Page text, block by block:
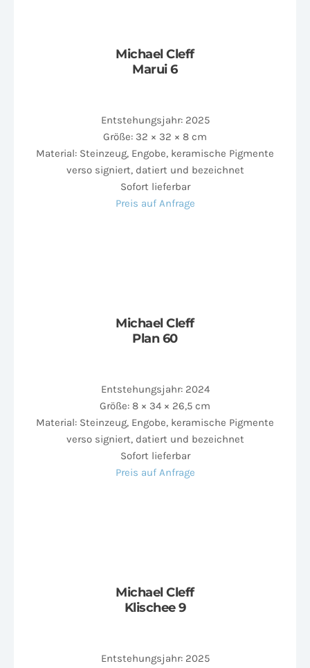
Michael Cleff
Marui 6
Entstehungsjahr: 2025
Größe: 32 × 32 × 8 cm
Material: Steinzeug, Engobe, keramische Pigmente
verso signiert, datiert und bezeichnet
Sofort lieferbar
Preis auf Anfrage
Michael Cleff
Plan 60
Entstehungsjahr: 2024
Größe: 8 × 34 × 26,5 cm
Material: Steinzeug, Engobe, keramische Pigmente
verso signiert, datiert und bezeichnet
Sofort lieferbar
Preis auf Anfrage
Michael Cleff
Klischee 9
Entstehungsjahr: 2025